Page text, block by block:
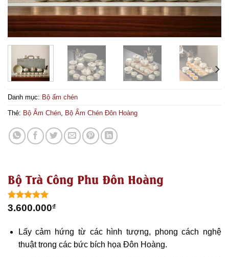
Danh mục: Bộ ấm chén
Thẻ: Bộ Ấm Chén, Bộ Ấm Chén Đôn Hoàng
Bộ Trà Công Phu Đôn Hoàng
5.00trên 5
1
3.600.000₫
Lấy cảm hứng từ các hình tượng, phong cách nghệ
thuật trong các bức bích họa Đôn Hoàng.